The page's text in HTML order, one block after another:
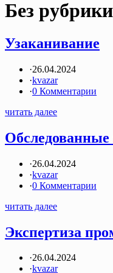
Без рубрики
Узаканивание
·26.04.2024
·kvazar
·0 Комментарии
читать далее
Обследованные
·26.04.2024
·kvazar
·0 Комментарии
читать далее
Экспертиза
·26.04.2024
·kvazar